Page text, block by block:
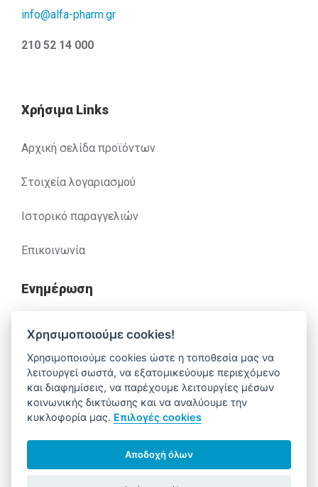
info@alfa-pharm.gr
210 52 14 000
Χρήσιμα Links
Αρχική σελίδα προϊόντων
Στοιχεία λογαριασμού
Ιστορικό παραγγελιών
Επικοινωνία
Ενημέρωση
Ανακλήσεις
Βοήθεια
Έχετε απορίες. Χρειάζεστε βοήθεια;
210 52 14 037 support@alfa-pharm.gr
Χρησιμοποιούμε cookies!
Χρησιμοποιούμε cookies ώστε η τοποθεσία μας να
λειτουργεί σωστά, να εξατομικεύουμε περιεχόμενο
και διαφημίσεις, να παρέχουμε λειτουργίες μέσων
κοινωνικής δικτύωσης και να αναλύουμε την
κυκλοφορία μας. Επιλογές cookies
Αποδοχή όλων